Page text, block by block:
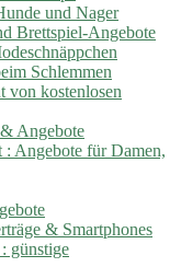
und Nager
Brettspiel-Angebote
Schlemmen
von kostenlosen
Angebote
: Angebote für Damen,
& Smartphones
günstige